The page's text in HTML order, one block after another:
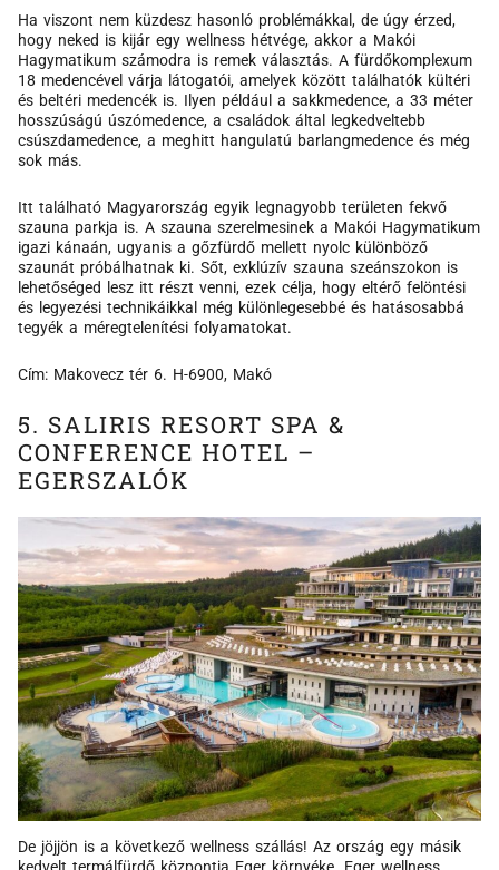
Ha viszont nem küzdesz hasonló problémákkal, de úgy érzed,
hogy neked is kijár egy wellness hétvége, akkor a Makói
Hagymatikum számodra is remek választás. A fürdőkomplexum
18 medencével várja látogatói, amelyek között találhatók kültéri
és beltéri medencék is. Ilyen például a sakkmedence, a 33 méter
hosszúságú úszómedence, a családok által legkedveltebb
csúszdamedence, a meghitt hangulatú barlangmedence és még
sok más.
Itt található Magyarország egyik legnagyobb területen fekvő
szauna parkja is. A szauna szerelmesinek a Makói Hagymatikum
igazi kánaán, ugyanis a gőzfürdő mellett nyolc különböző
szaunát próbálhatnak ki. Sőt, exklúzív szauna szeánszokon is
lehetőséged lesz itt részt venni, ezek célja, hogy eltérő felöntési
és legyezési technikáikkal még különlegesebbé és hatásosabbá
tegyék a méregtelenítési folyamatokat.
Cím: Makovecz tér 6. H-6900, Makó
5. SALIRIS RESORT SPA &
CONFERENCE HOTEL –
EGERSZALÓK
De jöjjön is a következő wellness szállás! Az ország egy másik